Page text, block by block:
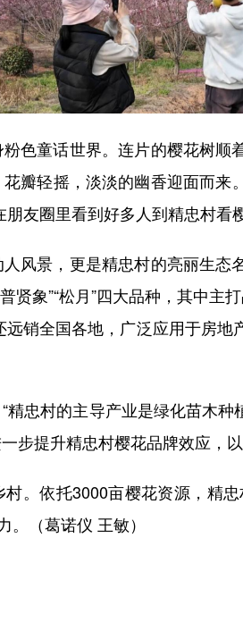
童话世界。连片的樱花树顺
瓣轻摇，淡淡的幽香迎面而
友圈里看到好多人到精忠村看
景，更是精忠村的亮丽生态
贤象”“松月”四大品种，其中
销全国各地，广泛应用于房
忠村的主导产业是绿化苗木种
步提升精忠村樱花品牌效应，
依托3000亩樱花资源，精忠
。（葛诺仪 王敏）